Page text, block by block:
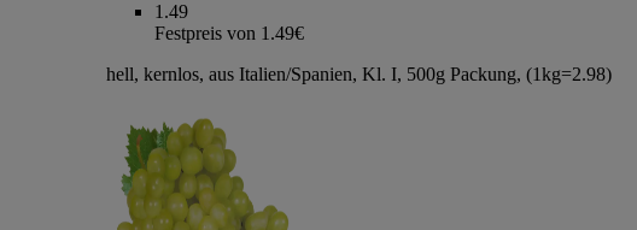
1.49
Festpreis von 1.49€
hell, kernlos, aus Italien/Spanien, Kl. I, 500g Packung, (1kg=2.98)